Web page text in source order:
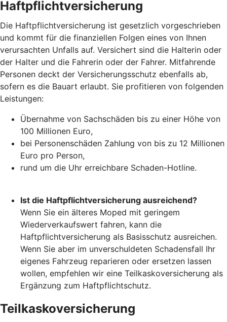
Haftpflichtversicherung
Die Haftpflichtversicherung ist gesetzlich vorgeschrieben
und kommt für die finanziellen Folgen eines von Ihnen
verursachten Unfalls auf. Versichert sind die Halterin oder
der Halter und die Fahrerin oder der Fahrer. Mitfahrende
Personen deckt der Versicherungsschutz ebenfalls ab,
sofern es die Bauart erlaubt. Sie profitieren von folgenden
Leistungen:
Übernahme von Sachschäden bis zu einer Höhe von
100 Millionen Euro,
bei Personenschäden Zahlung von bis zu 12 Millionen
Euro pro Person,
rund um die Uhr erreichbare Schaden-Hotline.
Ist die Haftpflichtversicherung ausreichend?
Wenn Sie ein älteres Moped mit geringem
Wiederverkaufswert fahren, kann die
Haftpflichtversicherung als Basisschutz ausreichen.
Wenn Sie aber im unverschuldeten Schadensfall Ihr
eigenes Fahrzeug reparieren oder ersetzen lassen
wollen, empfehlen wir eine Teilkaskoversicherung als
Ergänzung zum Haftpflichtschutz.
Teilkaskoversicherung